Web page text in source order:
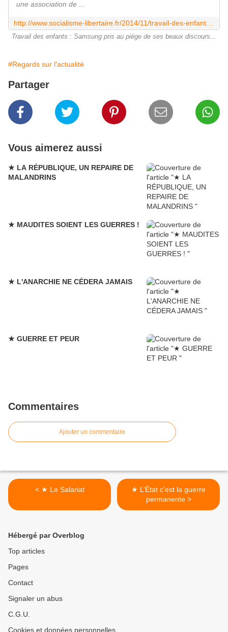
une association de ...
Travail des enfants : Samsung pris au piège de ses beaux discours...
#Regards sur l'actualité
Partager
Vous aimerez aussi
★ LA RÉPUBLIQUE, UN REPAIRE DE
MALANDRINS
★ MAUDITES SOIENT LES GUERRES !
★ L'ANARCHIE NE CÉDERA JAMAIS
★ GUERRE ET PEUR
Commentaires
Ajouter un commentaire
< ★ Le Salariat
★ L’État c’est la guerre
permanente >
Hébergé par Overblog
Top articles
Pages
Contact
Signaler un abus
C.G.U.
Cookies et données personnelles